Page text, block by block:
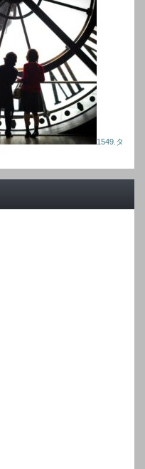
1549.タ